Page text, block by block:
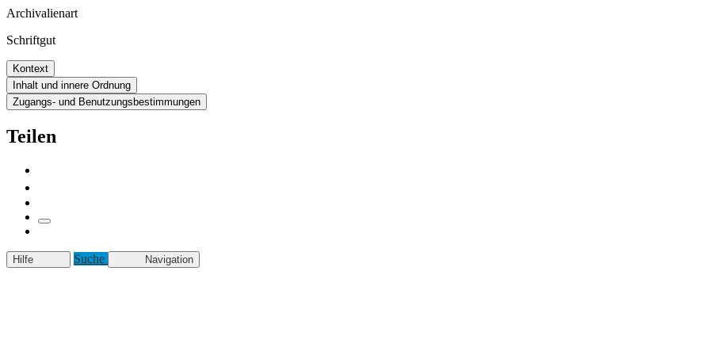
Archivalienart
Schriftgut
Kontext
Inhalt und innere Ordnung
Zugangs- und Benutzungsbestimmungen
Teilen
Hilfe Suche Navigation